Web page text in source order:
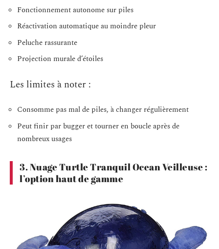
Fonctionnement autonome sur piles
Réactivation automatique au moindre pleur
Peluche rassurante
Projection murale d’étoiles
Les limites à noter :
Consomme pas mal de piles, à changer régulièrement
Peut finir par bugger et tourner en boucle après de
nombreux usages
3. Nuage Turtle Tranquil Ocean Veilleuse :
l’option haut de gamme